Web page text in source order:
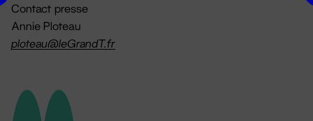
Contact presse
Annie Ploteau
ploteau@leGrandT.fr